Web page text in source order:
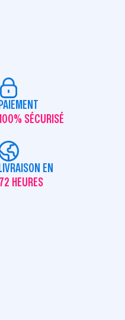
PAIEMENT
SÉCURISÉ
LIVRAISON EN
HEURES